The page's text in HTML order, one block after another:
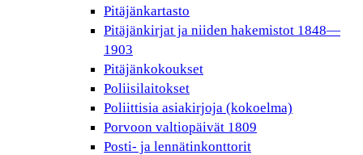
Pitäjänkartasto
Pitäjänkirjat ja niiden hakemistot 1848—
1903
Pitäjänkokoukset
Poliisilaitokset
Poliittisia asiakirjoja (kokoelma)
Porvoon valtiopäivät 1809
Posti- ja lennätinkonttorit